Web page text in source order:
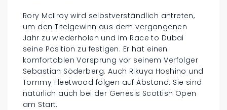
Rory McIlroy wird selbstverständlich antreten,
um den Titelgewinn aus dem vergangenen
Jahr zu wiederholen und im Race to Dubai
seine Position zu festigen. Er hat einen
komfortablen Vorsprung vor seinem Verfolger
Sebastian Söderberg. Auch Rikuya Hoshino und
Tommy Fleetwood folgen auf Abstand. Sie sind
natürlich auch bei der Genesis Scottish Open
am Start.